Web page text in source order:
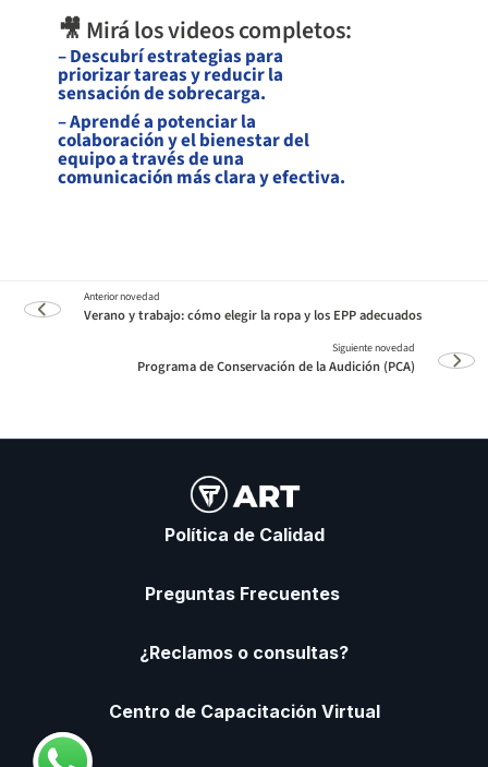
🎥 Mirá los videos completos:
– Descubrí estrategias para
priorizar tareas y reducir la
sensación de sobrecarga.
– Aprendé a potenciar la
colaboración y el bienestar del
equipo a través de una
comunicación más clara y efectiva.
Verano y trabajo: cómo elegir la ropa y los EPP adecuados
Programa de Conservación de la Audición (PCA)
Política de Calidad
Preguntas Frecuentes
¿Reclamos o consultas?
Centro de Capacitación Virtual